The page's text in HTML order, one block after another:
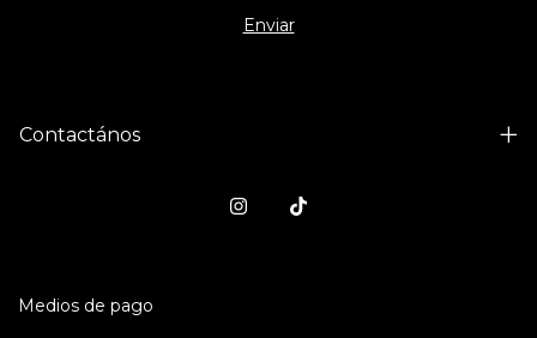
Contactános
Medios de pago